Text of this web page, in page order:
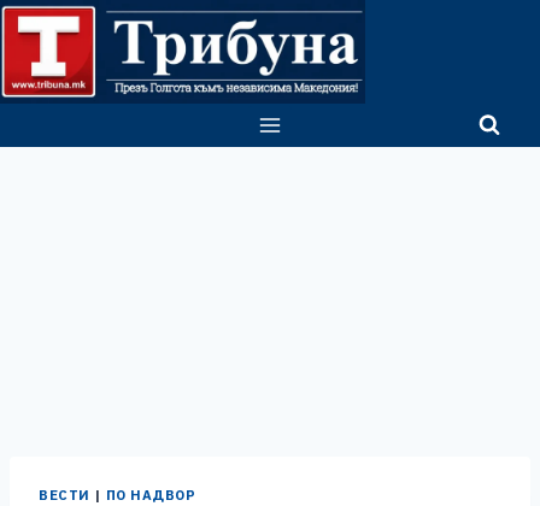
Skip
content
ВЕСТИ | ПО НАДВОР